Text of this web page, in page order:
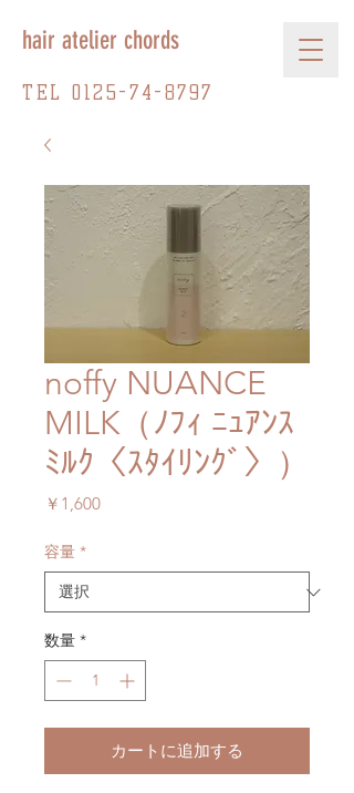
TEL0125-74-8797
hair atelier chords
noffy NUANCE
MILK（ﾉﾌｨ ﾆｭｱﾝｽ
ﾐﾙｸ〈ｽﾀｲﾘﾝｸﾞ〉）
￥1,600価
容量 *
数量 *
カートに追加する